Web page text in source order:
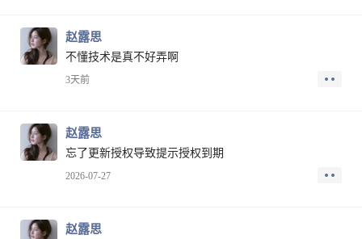
赵露思
不懂技术是真不好弄啊
3天前
赵露思
忘了更新授权导致提示授权到期
2026-07-27
赵露思